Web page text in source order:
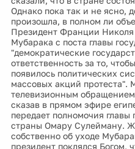
Однако пока так и не ясно,
произошла, в полном ли
Президент Франции Николя
Мубарака с поста главы
"демократические
ответственность за то,
появилось политических
массовых акций протеста".
телевизионным
сказав в прямом эфире
передает полномочия главы
страны Омару Сулейману.
собственно об уходе
президент поклялся Богом,